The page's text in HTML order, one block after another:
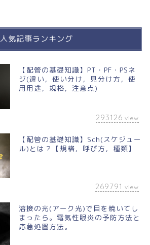
人気記事ランキング
【配管の基礎知識】PT・PF・PSネ
ジ(違い，使い分け，見分け方，使
用用途，規格，注意点)
293126 view
【配管の基礎知識】Sch(スケジュー
ル)とは？【規格，呼び方，種類】
269791 view
溶接の光(アーク光)で目を焼いてし
まったら。電気性眼炎の予防方法と
応急処置方法。